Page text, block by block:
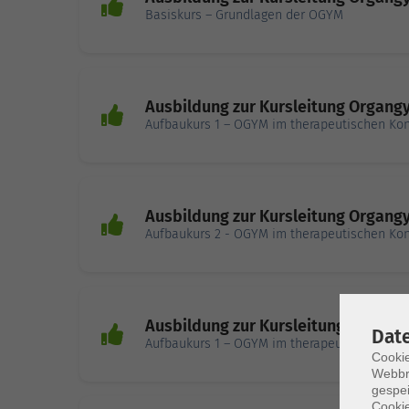
Basiskurs – Grundlagen der OGYM
Ausbildung zur Kursleitung
Aufbaukurs 1 – OGYM im therapeutischen
Ausbildung zur Kursleitung
Aufbaukurs 2 - OGYM im therapeutischen
Ausbildung zur Kursleitung
Aufbaukurs 1 – OGYM im therapeutischen